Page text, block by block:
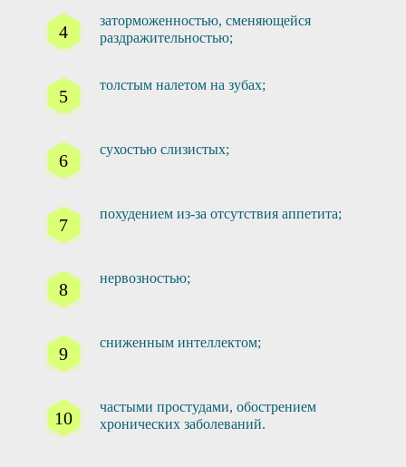
заторможенностью, сменяющейся
раздражительностью;
толстым налетом на зубах;
сухостью слизистых;
похудением из-за отсутствия аппетита;
нервозностью;
сниженным интеллектом;
частыми простудами, обострением
хронических заболеваний.